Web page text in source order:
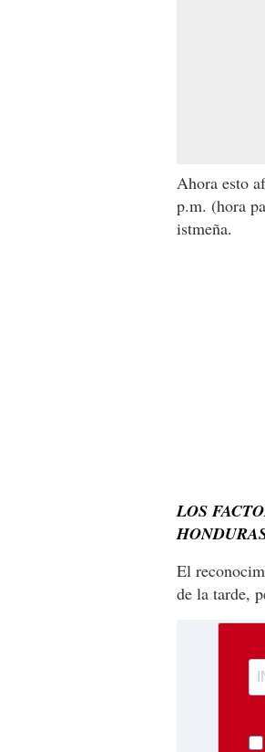
Ahora esto
p.m. (hora
istmeña.
LOS
El
de la tarde,